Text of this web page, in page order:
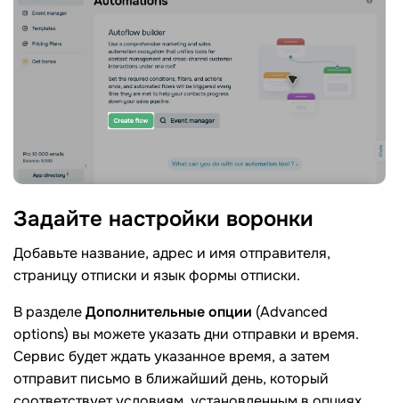
Задайте настройки воронки
Добавьте название, адрес и имя отправителя,
страницу отписки и язык формы отписки.
В разделеДополнительные опции (Advanced
options) вы можете указать дни отправки и время.
Сервис будет ждать указанное время, а затем
отправит письмо в ближайший день, который